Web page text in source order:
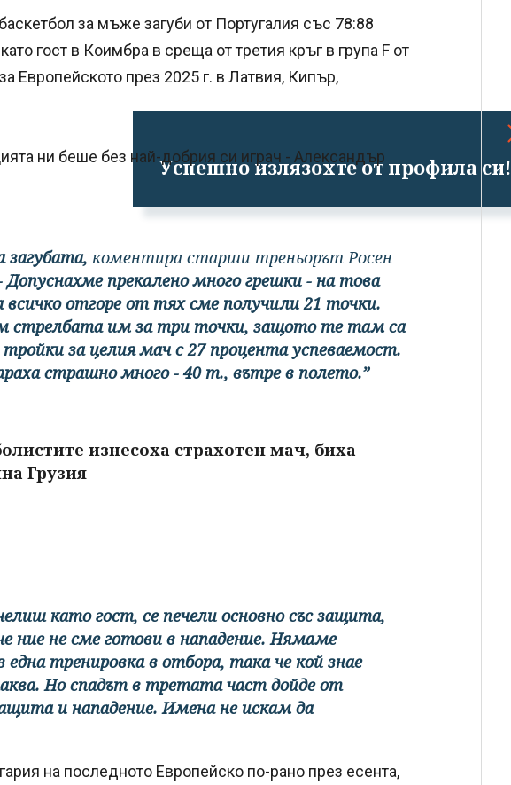
Успешно излязохте от профила си!
за мъже загуби от Португалия със 78:88
гост в Коимбра в среща от третия кръг в група F от
Европейското през 2025 г. в Латвия, Кипър,
ни беше без най-добрия си играч - Александър
загубата, коментира старши треньорът Росен
Допуснахме прекалено много грешки - на това
отгоре от тях сме получили 21 точки.
стрелбата им за три точки, защото те там са
за целия мач с 27 процента успеваемост.
страшно много - 40 т., вътре в полето.”
изнесоха страхотен мач, биха
Грузия
като гост, се печели основно със защита,
ние не сме готови в нападение. Нямаме
тренировка в отбора, така че кой знае
Но спадът в третата част дойде от
и нападение. Имена не искам да
на последното Европейско по-рано през есента,